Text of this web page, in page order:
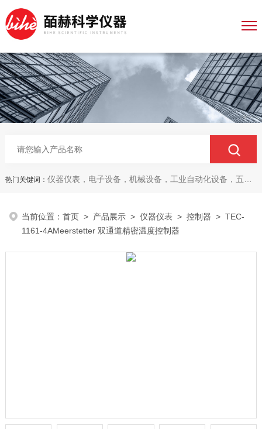
热门关键词： 仪器仪表，电子设备，机械设备，工业自动化设备，五金产品，电线电缆，金属材料，电子
当前位置：首页 > 产品展示 >仪器仪表 >控制器 > TEC-
1161-4AMeerstetter 双通道精密温度控制器